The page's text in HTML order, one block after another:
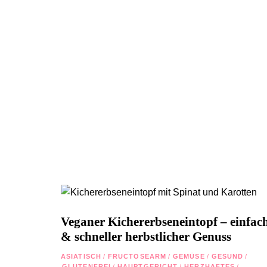
Veganer Kichererbseneintopf –
& schneller herbstlicher Genuss
ASIATISCH / FRUCTOSEARM / GEMÜSE / GESUND /